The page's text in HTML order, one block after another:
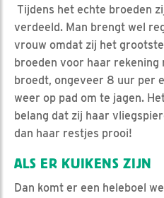
Tijdens het echte broeden
verdeeld. Man brengt wel
vrouw omdat zij het
broeden voor haar rekening
broedt, ongeveer 8 uur per
weer op pad om te jagen.
belang dat zij haar
dan haar restjes prooi!
ALS ER KUIKENS ZIJN
Dan komt er een heleboel